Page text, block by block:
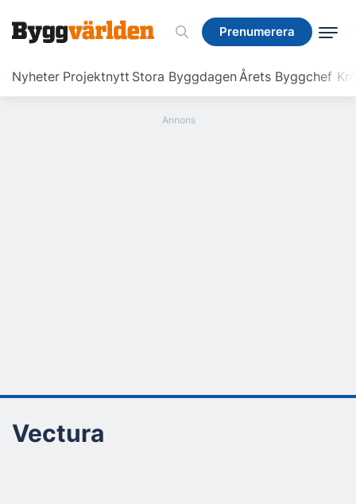
Prenumerera
Nyheter Projektnytt Stora ByggdagenÅrets Byggchef
Prenumerera
Vectura